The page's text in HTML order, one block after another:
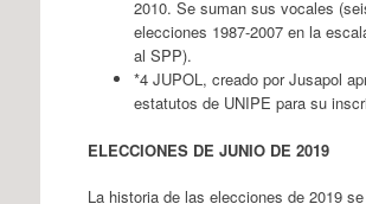
2010. Se suman sus vocales
elecciones 1987-2007 en la
al SPP).
*4 JUPOL, creado por Jusapol
estatutos de UNIPE para su
ELECCIONES DE JUNIO DE 2019
La historia de las elecciones de 2019